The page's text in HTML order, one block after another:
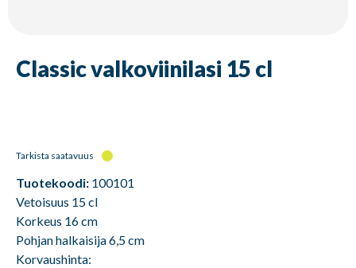
Classic valkoviinilasi 15 cl
Tarkista saatavuus
Tuotekoodi: 100101
Vetoisuus 15 cl
Korkeus 16 cm
Pohjan halkaisija 6,5 cm
Korvaushinta: